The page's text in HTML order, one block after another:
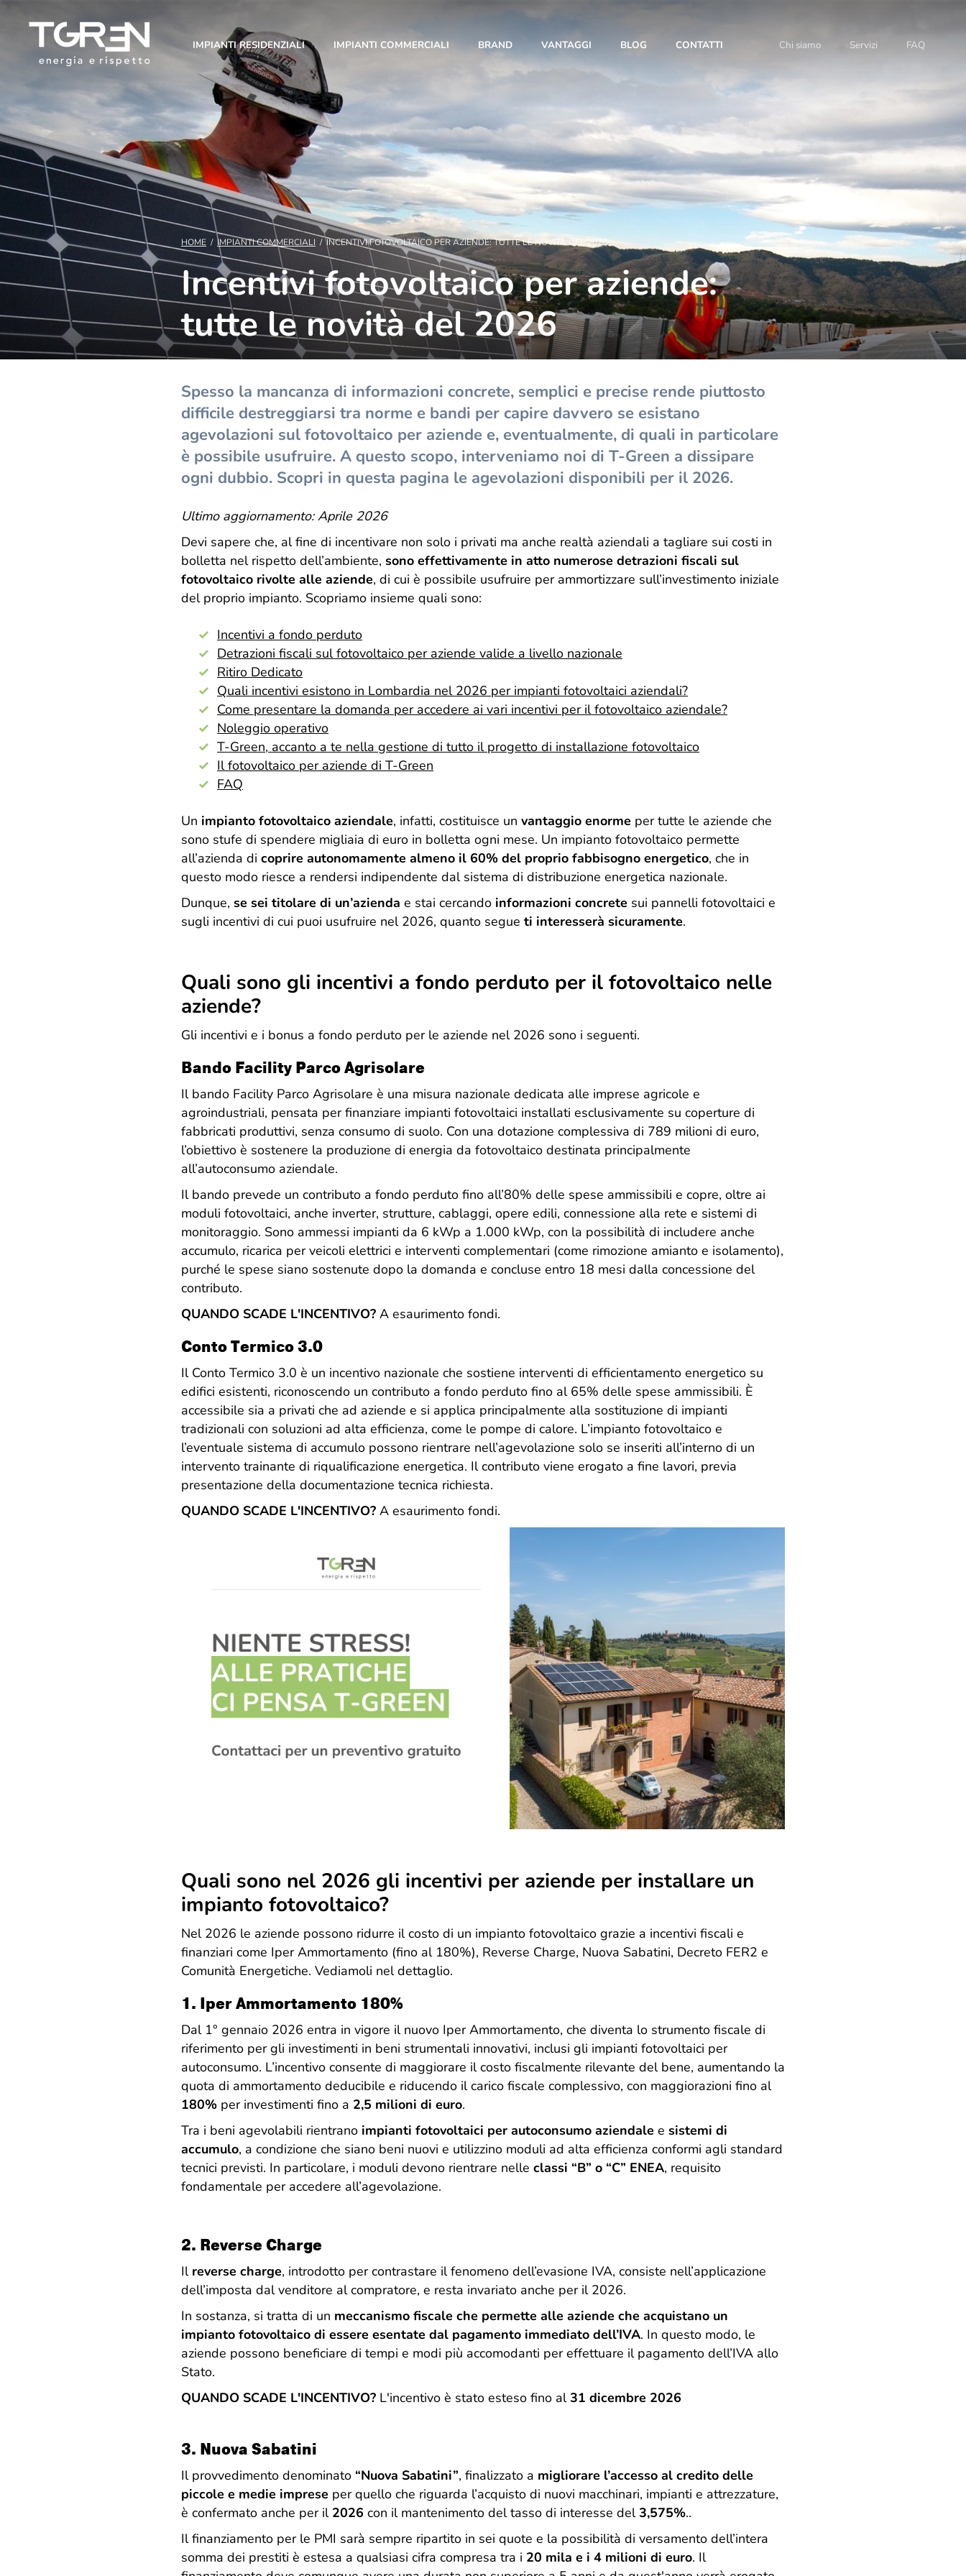
IMPIANTI RESIDENZIALI IMPIANTI COMMERCIALI BRAND VANTAGGI BLOG CONTATTI Chi siamo Servizi FAQ
HOME / IMPIANTI COMMERCIALI / INCENTIVI FOTOVOLTAICO PER AZIENDE: TUTTE LE NOVITÀ DEL 2026
Incentivi fotovoltaico per aziende:
tutte le novità del 2026
Spesso la mancanza di informazioni concrete, semplici e precise rende piuttosto
difficile destreggiarsi tra norme e bandi per capire davvero se esistano
agevolazioni sul fotovoltaico per aziende e, eventualmente, di quali in particolare
è possibile usufruire. A questo scopo, interveniamo noi di T-Green a dissipare
ogni dubbio. Scopri in questa pagina le agevolazioni disponibili per il 2026.
Ultimo aggiornamento: Aprile 2026
Devi sapere che, al fine di incentivare non solo i privati ma anche realtà aziendali a tagliare sui costi in
bolletta nel rispetto dell’ambiente, sono effettivamente in atto numerose detrazioni fiscali sul
fotovoltaico rivolte alle aziende, di cui è possibile usufruire per ammortizzare sull’investimento iniziale
del proprio impianto. Scopriamo insieme quali sono:
Incentivi a fondo perduto
Detrazioni fiscali sul fotovoltaico per aziende valide a livello nazionale
Ritiro Dedicato
Quali incentivi esistono in Lombardia nel 2026 per impianti fotovoltaici aziendali?
Come presentare la domanda per accedere ai vari incentivi per il fotovoltaico aziendale?
Noleggio operativo
T-Green, accanto a te nella gestione di tutto il progetto di installazione fotovoltaico
Il fotovoltaico per aziende di T-Green
FAQ
Un impianto fotovoltaico aziendale, infatti, costituisce un vantaggio enorme per tutte le aziende che
sono stufe di spendere migliaia di euro in bolletta ogni mese. Un impianto fotovoltaico permette
all’azienda di coprire autonomamente almeno il 60% del proprio fabbisogno energetico, che in
questo modo riesce a rendersi indipendente dal sistema di distribuzione energetica nazionale.
Dunque, se sei titolare di un’azienda e stai cercando informazioni concrete sui pannelli fotovoltaici e
sugli incentivi di cui puoi usufruire nel 2026, quanto segue ti interesserà sicuramente.
Quali sono gli incentivi a fondo perduto per il fotovoltaico nelle
aziende?
Gli incentivi e i bonus a fondo perduto per le aziende nel 2026 sono i seguenti.
Bando Facility Parco Agrisolare
Il bando Facility Parco Agrisolare è una misura nazionale dedicata alle imprese agricole e
agroindustriali, pensata per finanziare impianti fotovoltaici installati esclusivamente su coperture di
fabbricati produttivi, senza consumo di suolo. Con una dotazione complessiva di 789 milioni di euro,
l’obiettivo è sostenere la produzione di energia da fotovoltaico destinata principalmente
all’autoconsumo aziendale.
Il bando prevede un contributo a fondo perduto fino all’80% delle spese ammissibili e copre, oltre ai
moduli fotovoltaici, anche inverter, strutture, cablaggi, opere edili, connessione alla rete e sistemi di
monitoraggio. Sono ammessi impianti da 6 kWp a 1.000 kWp, con la possibilità di includere anche
accumulo, ricarica per veicoli elettrici e interventi complementari (come rimozione amianto e isolamento),
purché le spese siano sostenute dopo la domanda e concluse entro 18 mesi dalla concessione del
contributo.
QUANDO SCADE L'INCENTIVO? A esaurimento fondi.
Conto Termico 3.0
Il Conto Termico 3.0 è un incentivo nazionale che sostiene interventi di efficientamento energetico su
edifici esistenti, riconoscendo un contributo a fondo perduto fino al 65% delle spese ammissibili. È
accessibile sia a privati che ad aziende e si applica principalmente alla sostituzione di impianti
tradizionali con soluzioni ad alta efficienza, come le pompe di calore. L’impianto fotovoltaico e
l’eventuale sistema di accumulo possono rientrare nell’agevolazione solo se inseriti all’interno di un
intervento trainante di riqualificazione energetica. Il contributo viene erogato a fine lavori, previa
presentazione della documentazione tecnica richiesta.
QUANDO SCADE L'INCENTIVO? A esaurimento fondi.
Quali sono nel 2026 gli incentivi per aziende per installare un
impianto fotovoltaico?
Nel 2026 le aziende possono ridurre il costo di un impianto fotovoltaico grazie a incentivi fiscali e
finanziari come Iper Ammortamento (fino al 180%), Reverse Charge, Nuova Sabatini, Decreto FER2 e
Comunità Energetiche. Vediamoli nel dettaglio.
1. Iper Ammortamento 180%
Dal 1° gennaio 2026 entra in vigore il nuovo Iper Ammortamento, che diventa lo strumento fiscale di
riferimento per gli investimenti in beni strumentali innovativi, inclusi gli impianti fotovoltaici per
autoconsumo. L’incentivo consente di maggiorare il costo fiscalmente rilevante del bene, aumentando la
quota di ammortamento deducibile e riducendo il carico fiscale complessivo, con maggiorazioni fino al
180% per investimenti fino a 2,5 milioni di euro.
Tra i beni agevolabili rientrano impianti fotovoltaici per autoconsumo aziendale e sistemi di
accumulo, a condizione che siano beni nuovi e utilizzino moduli ad alta efficienza conformi agli standard
tecnici previsti. In particolare, i moduli devono rientrare nelle classi “B” o “C” ENEA, requisito
fondamentale per accedere all’agevolazione.
2. Reverse Charge
Il reverse charge, introdotto per contrastare il fenomeno dell’evasione IVA, consiste nell’applicazione
dell’imposta dal venditore al compratore, e resta invariato anche per il 2026.
In sostanza, si tratta di un meccanismo fiscale che permette alle aziende che acquistano un
impianto fotovoltaico di essere esentate dal pagamento immediato dell’IVA. In questo modo, le
aziende possono beneficiare di tempi e modi più accomodanti per effettuare il pagamento dell’IVA allo
Stato.
QUANDO SCADE L'INCENTIVO? L'incentivo è stato esteso fino al31 dicembre 2026
3. Nuova Sabatini
Il provvedimento denominato “Nuova Sabatini”, finalizzato a migliorare l’accesso al credito delle
piccole e medie imprese per quello che riguarda l’acquisto di nuovi macchinari, impianti e attrezzature,
è confermato anche per il 2026 con il mantenimento del tasso di interesse del3,575%..
Il finanziamento per le PMI sarà sempre ripartito in sei quote e la possibilità di versamento dell’intera
somma dei prestiti è estesa a qualsiasi cifra compresa tra i 20 mila e i 4 milioni di euro. Il
10 Anni di Noi!
L’anno 2023 segna un traguardo importante: i 10
anni di T-Green. Con te al nostro fianco siamo
cresciuti giorno dopo giorno, fino a diventare una
grande famiglia. E da oggi, come regalo,
desideriamo indossare un nuovo abito. La nuova
veste grafica vuole essere un gesto di cura e
Green, ma sempre con uno sguardo rivolto a dove